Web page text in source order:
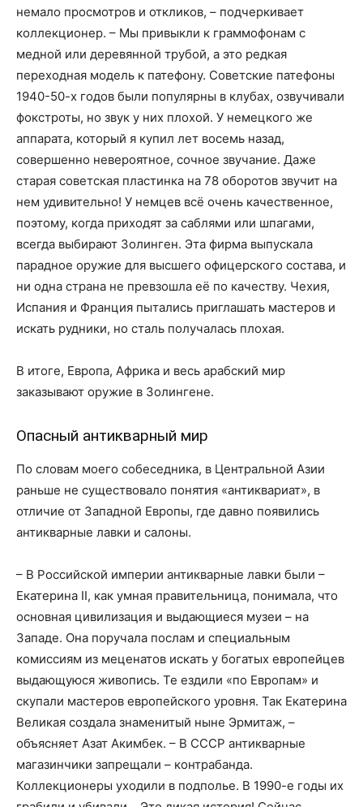
немало просмотров и откликов, – подчеркивает
коллекционер. – Мы привыкли к граммофонам с
медной или деревянной трубой, а это редкая
переходная модель к патефону. Советские патефоны
1940-50-х годов были популярны в клубах, озвучивали
фокстроты, но звук у них плохой. У немецкого же
аппарата, который я купил лет восемь назад,
совершенно невероятное, сочное звучание. Даже
старая советская пластинка на 78 оборотов звучит на
нем удивительно! У немцев всё очень качественное,
поэтому, когда приходят за саблями или шпагами,
всегда выбирают Золинген. Эта фирма выпускала
парадное оружие для высшего офицерского состава, и
ни одна страна не превзошла её по качеству. Чехия,
Испания и Франция пытались приглашать мастеров и
искать рудники, но сталь получалась плохая.
В итоге, Европа, Африка и весь арабский мир
заказывают оружие в Золингене.
Опасный антикварный мир
По словам моего собеседника, в Центральной Азии
раньше не существовало понятия «антиквариат», в
отличие от Западной Европы, где давно появились
антикварные лавки и салоны.
– В Российской империи антикварные лавки были –
Екатерина II, как умная правительница, понимала, что
основная цивилизация и выдающиеся музеи – на
Западе. Она поручала послам и специальным
комиссиям из меценатов искать у богатых европейцев
выдающуюся живопись. Те ездили «по Европам» и
скупали мастеров европейского уровня. Так Екатерина
Великая создала знаменитый ныне Эрмитаж, –
объясняет Азат Акимбек. – В СССР антикварные
магазинчики запрещали – контрабанда.
Коллекционеры уходили в подполье. В 1990-е годы их